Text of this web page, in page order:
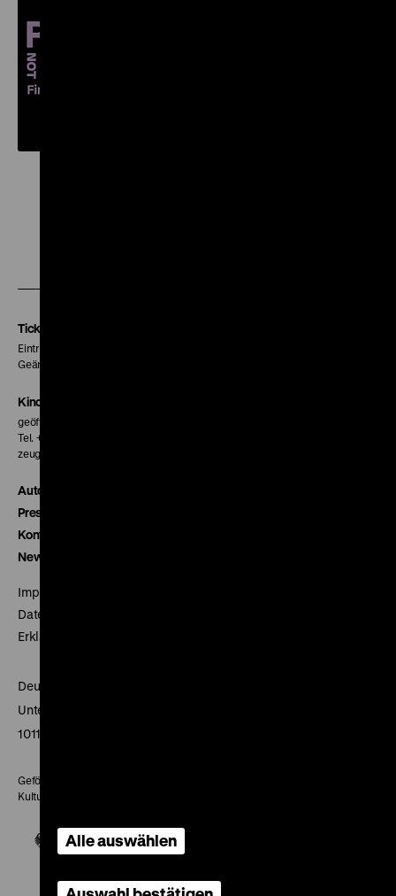
Tickets
Eintritt 5 €
Geänderte Preise sind im Programm vermerkt.
Kinokasse
geöffnet 30 Minuten vor Beginn der ersten Vorstellung
Tel. + 49 30 20304-770
zeughauskino@dhm.de
Autor*innen
Presse
Kontakt
Newsletter
Impressum
Datenschutz
Erklärung digitale Barrierefreiheit
Deutsches Historisches Museum
Unter den Linden 2
10117 Berlin
Gefördert mit Mitteln des Beauftragten der Bundesregierung für
Kultur und Medien
Alle auswählen